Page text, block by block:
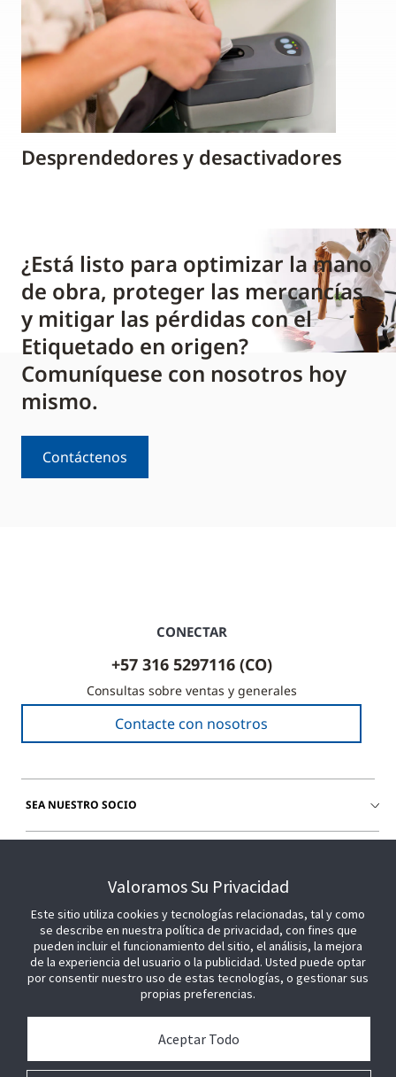
Desprendedores y desactivadores
¿Está listo para optimizar la mano
de obra, proteger las mercancías
y mitigar las pérdidas con el
Etiquetado en origen?
Comuníquese con nosotros hoy
mismo.
Contáctenos
CONECTAR
+57 316 5297116 (CO)
Consultas sobre ventas y generales
Contacte con nosotros
SEA NUESTRO SOCIO
Valoramos Su Privacidad
Este sitio utiliza cookies y tecnologías relacionadas, tal y como
se describe en nuestra política de privacidad, con fines que
pueden incluir el funcionamiento del sitio, el análisis, la mejora
de la experiencia del usuario o la publicidad. Usted puede optar
por consentir nuestro uso de estas tecnologías, o gestionar sus
propias preferencias.
Aceptar Todo